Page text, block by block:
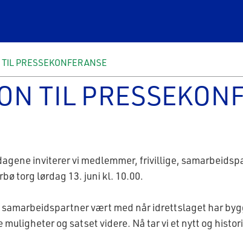
PRESSEKONFERANSE
TIL
inviterer vi medlemmer, frivillige,
torg lørdag 13. juni kl. 10.00.
samarbeidspartner vært med når idrettslaget har
og satset videre. Nå tar vi et nytt og